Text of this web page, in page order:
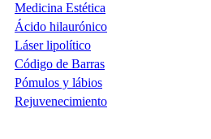
Medicina Estética
Ácido hilaurónico
Láser lipolítico
Código de Barras
Pómulos y lábios
Rejuvenecimiento